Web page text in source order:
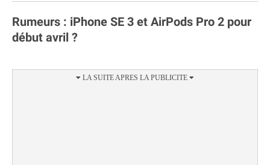
Rumeurs : iPhone SE 3 et AirPods Pro 2 pour
début avril ?